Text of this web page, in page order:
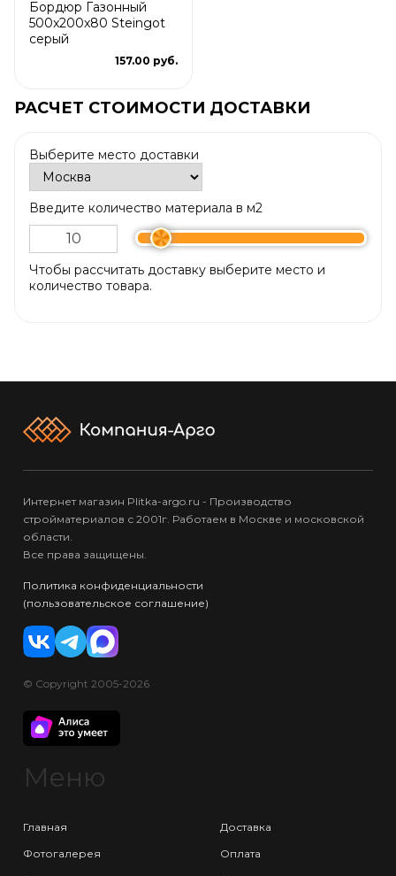
Бордюр Газонный
500x200x80 Steingot
серый
157.00 руб.
РАСЧЕТ СТОИМОСТИ ДОСТАВКИ
Выберите место доставки
Введите количество материала в м2
Чтобы рассчитать доставку выберите место и
количество товара.
Интернет магазин Plitka-argo.ru - Производство
стройматериалов с 2001г. Работаем в Москве и московской
области.
Все права защищены.
Политика конфиденциальности
(пользовательское соглашение)
© Copyright 2005-2026
Меню
Главная
Фотогалерея
Доставка
Оплата